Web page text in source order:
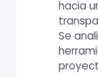
hacia
Se